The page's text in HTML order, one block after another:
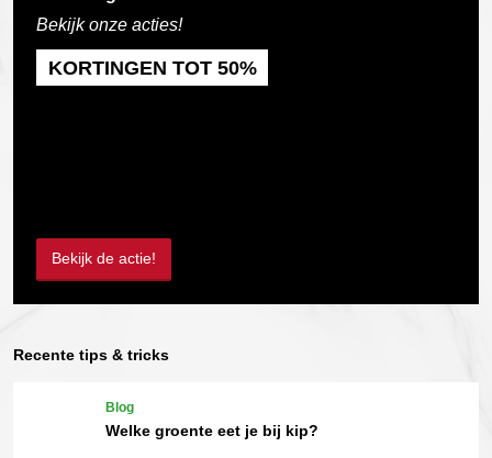
Bekijk onze acties!
KORTINGEN TOT 50%
Bekijk de actie!
Recente tips & tricks
Blog
Welke groente eet je bij kip?